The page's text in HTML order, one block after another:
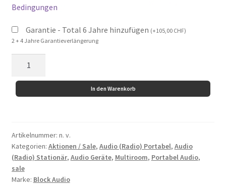
Bedingungen
Garantie - Total 6 Jahre hinzufügen (+105,00 CHF)
2 + 4 Jahre Garantieverlängerung
(Multiroom)
Div.
Farben
Menge
In den Warenkorb
Artikelnummer: n. v.
Kategorien: Aktionen / Sale, Audio (Radio) Portabel, Audio
(Radio) Stationär, Audio Geräte, Multiroom, Portabel Audio,
sale
Marke: Block Audio